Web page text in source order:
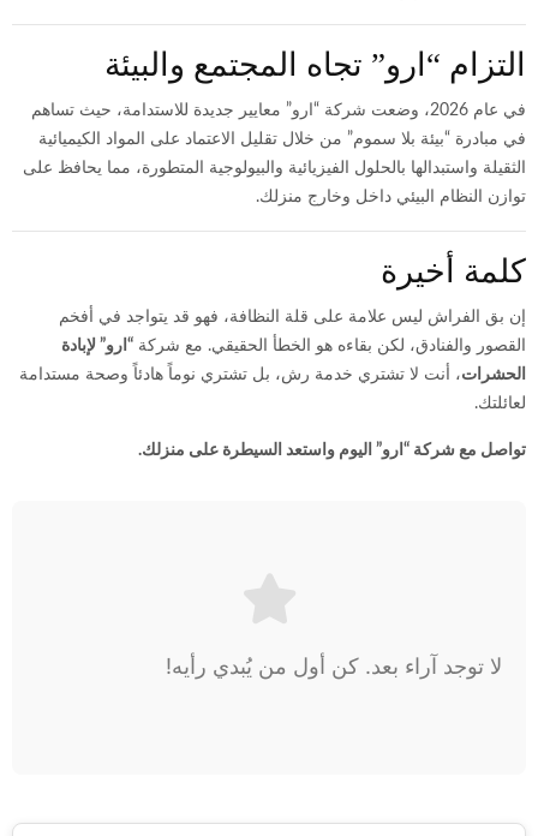
التزام “ارو” تجاه المجتمع والبيئة
في عام 2026، وضعت شركة “ارو” معايير جديدة للاستدامة، حيث تساهم
في مبادرة “بيئة بلا سموم” من خلال تقليل الاعتماد على المواد الكيميائية
الثقيلة واستبدالها بالحلول الفيزيائية والبيولوجية المتطورة، مما يحافظ على
توازن النظام البيئي داخل وخارج منزلك.
كلمة أخيرة
إن بق الفراش ليس علامة على قلة النظافة، فهو قد يتواجد في أفخم
القصور والفنادق، لكن بقاءه هو الخطأ الحقيقي. مع شركة “ارو” لإبادة
الحشرات، أنت لا تشتري خدمة رش، بل تشتري نوماً هادئاً وصحة مستدامة
لعائلتك.
تواصل مع شركة “ارو” اليوم واستعد السيطرة على منزلك.
لا توجد آراء بعد. كن أول من يُبدي رأيه!